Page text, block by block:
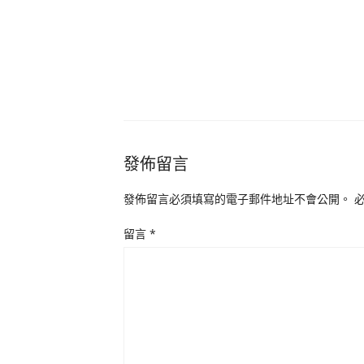
發佈留言
發佈留言必須填寫的電子郵件地址不會公開。
留言 *